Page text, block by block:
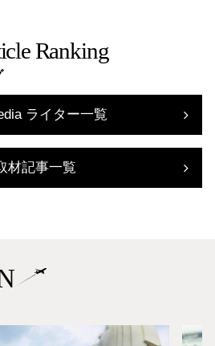
Ranking
ライター一覧
材記事一覧